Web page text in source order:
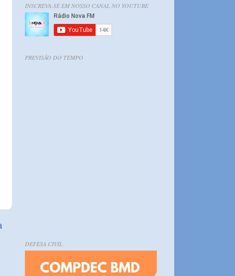
INSCREVA-SE EM NOSSO CANAL NO YOUTUBE
PREVISÃO DO TEMPO
DEFESA CIVIL